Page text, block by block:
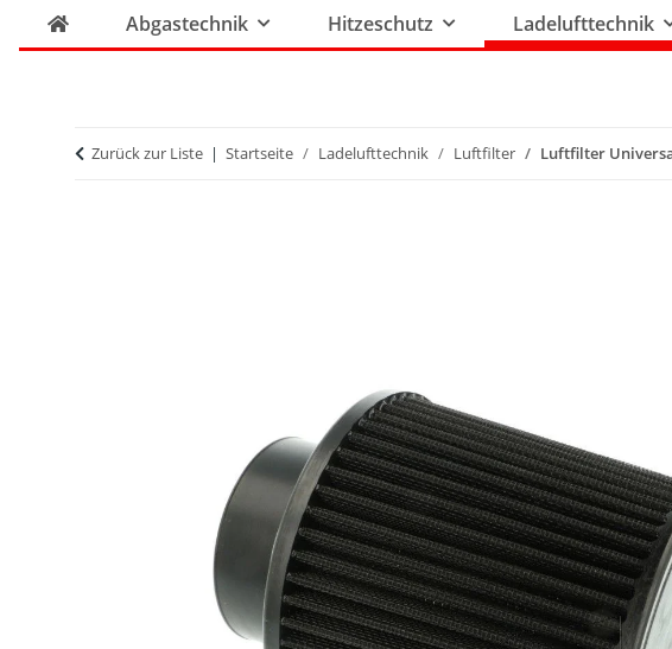
Abgastechnik Hitzeschutz Ladelufttechnik
Zurück zur Liste Startseite Ladelufttechnik Luftfilter Luftfilter